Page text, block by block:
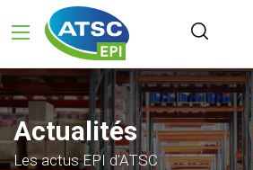
Actualités
Les actus EPI d'ATSC